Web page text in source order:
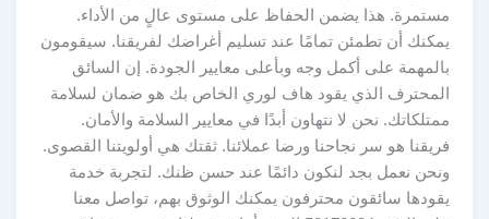
مستمرة. هذا يضمن الحفاظ على مستوى عالٍ من الأداء.
يمكنك أن تطمئن تمامًا عند تسليم أغراضك لفريقنا. سيقومون
بالمهمة على أكمل وجه وبأعلى معايير الجودة. إن السائق
المحترف الذي يقود هاف لوري الخاص بك هو ضمان لسلامة
ممتلكاتك. نحن لا نتهاون أبدًا في معايير السلامة والأمان.
فريقنا هو سر نجاحنا ورضا عملائنا. ثقتك هي أولويتنا القصوى.
ونحن نعمل بجد لنكون دائمًا عند حسن ظنك. لتجربة خدمة
يقودها سائقون محترفون يمكنك الوثوق بهم، تواصل معنا